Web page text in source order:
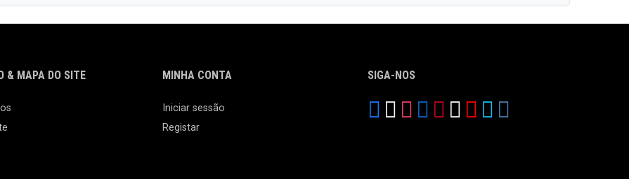
& MAPA DO SITE MINHA CONTA
Iniciar sessão
Registar
SIGA-NOS